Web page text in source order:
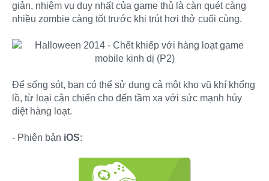
giản, nhiệm vụ duy nhất của game thủ là càn quét càng
nhiều zombie càng tốt trước khi trút hơi thở cuối cùng.
Để sống sót, bạn có thể sử dụng cả một kho vũ khí khổng
lồ, từ loại cận chiến cho đến tầm xa với sức mạnh hủy
diệt hàng loạt.
- Phiên bản iOS: